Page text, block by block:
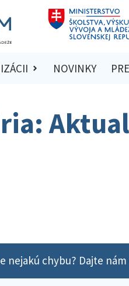
NOVINKY
nejakú chybu? Dajte